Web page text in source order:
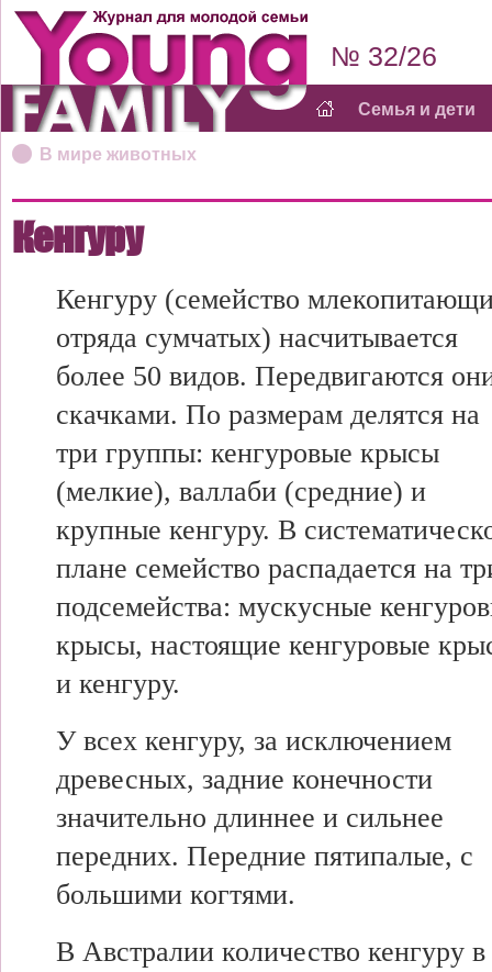
В мире животных
Кенгуру
Кенгуру (семейство
отряда сумчатых) насчитывается
более 50 видов. Передвигаются
скачками. По размерам делятся на
три группы: кенгуровые крысы
(мелкие), валлаби (средние) и
крупные кенгуру. В
плане семейство распадается на
подсемейства: мускусные
крысы, настоящие кенгуровые
и кенгуру.
У всех кенгуру, за исключением
древесных, задние конечности
значительно длиннее и сильнее
передних. Передние пятипалые, с
большими когтями.
В Австралии количество кенгуру в
№ 32/26
Семья и дети